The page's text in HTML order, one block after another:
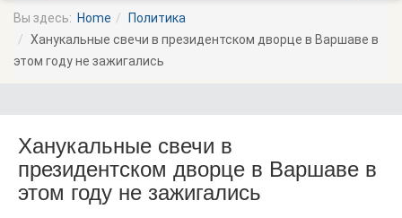
Вы здесь: Home
Политика
Ханукальные свечи в президентском дворце в Варшаве в
этом году не зажигались
Ханукальные свечи в
президентском дворце в Варшаве в
этом году не зажигались